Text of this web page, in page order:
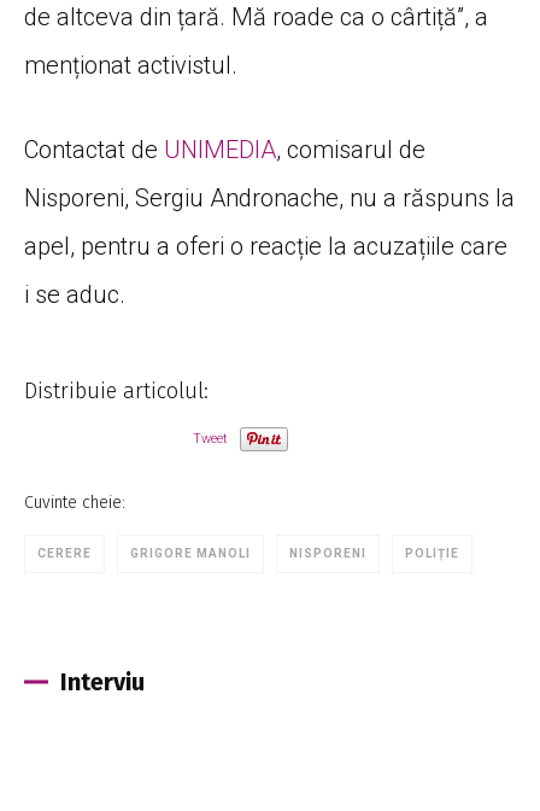
de altceva din țară. Mă roade ca o cârtiță”, a
menționat activistul.
Contactat de UNIMEDIA, comisarul de
Nisporeni, Sergiu Andronache, nu a răspuns la
apel, pentru a oferi o reacție la acuzațiile care
i se aduc.
Distribuie articolul:
Tweet
Cuvinte cheie:
CERERE GRIGORE MANOLI NISPORENI POLIȚIE
Interviu